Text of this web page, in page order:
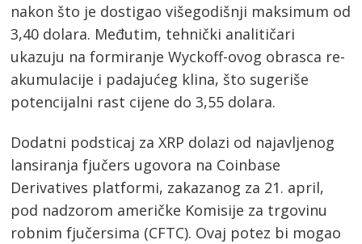
nakon što je dostigao višegodišnji maksimum od
3,40 dolara. Međutim, tehnički analitičari
ukazuju na formiranje Wyckoff-ovog obrasca re-
akumulacije i padajućeg klina, što sugeriše
potencijalni rast cijene do 3,55 dolara.​
Dodatni podsticaj za XRP dolazi od najavljenog
lansiranja fjučers ugovora na Coinbase
Derivatives platformi, zakazanog za 21. april,
pod nadzorom američke Komisije za trgovinu
robnim fjučersima (CFTC). Ovaj potez bi mogao